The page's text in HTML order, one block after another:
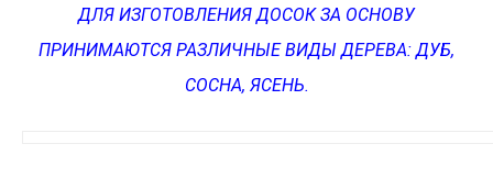
ДЛЯ ИЗГОТОВЛЕНИЯ ДОСОК ЗА ОСНОВУ
ПРИНИМАЮТСЯ РАЗЛИЧНЫЕ ВИДЫ ДЕРЕВА: ДУБ,
СОСНА, ЯСЕНЬ.